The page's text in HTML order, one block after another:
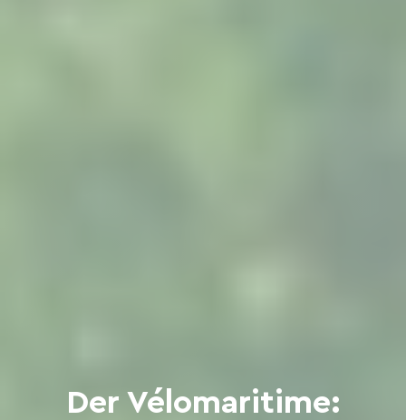
Der Vélomaritime: